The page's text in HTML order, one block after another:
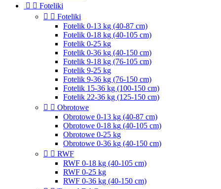
  Foteliki
  Foteliki
Fotelik 0-13 kg (40-87 cm)
Fotelik 0-18 kg (40-105 cm)
Fotelik 0-25 kg
Fotelik 0-36 kg (40-150 cm)
Fotelik 9-18 kg (76-105 cm)
Fotelik 9-25 kg
Fotelik 9-36 kg (76-150 cm)
Fotelik 15-36 kg (100-150 cm)
Fotelik 22-36 kg (125-150 cm)
  Obrotowe
Obrotowe 0-13 kg (40-87 cm)
Obrotowe 0-18 kg (40-105 cm)
Obrotowe 0-25 kg
Obrotowe 0-36 kg (40-150 cm)
  RWF
RWF 0-18 kg (40-105 cm)
RWF 0-25 kg
RWF 0-36 kg (40-150 cm)